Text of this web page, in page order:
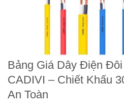
Bảng Giá Dây Điện
CADIVI – Chiết Khấu
An Toàn